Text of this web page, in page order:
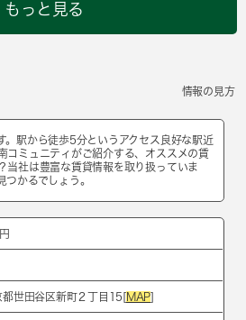
もっと見る
情報の見方
。駅から徒歩5分というアクセス良好な駅近
ミュニティがご紹介する、オススメの賃
当社は豊富な賃貸情報を取り扱っていま
かるでしょう。
都世田谷区新町２丁目15[ MAP